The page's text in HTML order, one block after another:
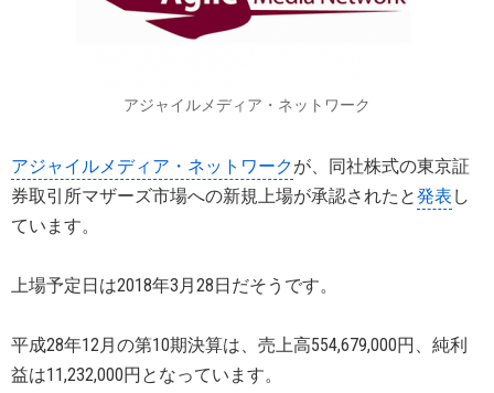
アジャイルメディア・ネットワーク
アジャイルメディア・ネットワークが、同社株式の東京証
券取引所マザーズ市場への新規上場が承認されたと発表 し
ています。
上場予定日は2018年3月28日だそうです。
平成28年12月の第10期決算は、売上高554,679,000円、純利
益は11,232,000円となっています。